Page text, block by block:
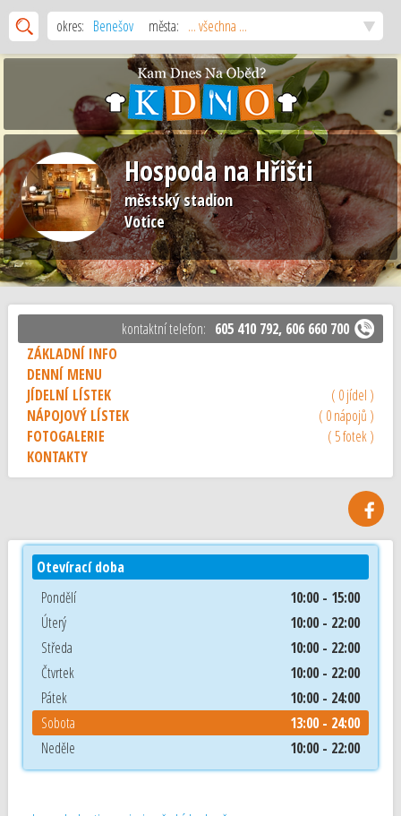
okres: Benešov města: ... všechna ...
Hospoda na Hřišti
městský stadion
Votice
kontaktní telefon: 605 410 792, 606 660 700
ZÁKLADNÍ INFO
DENNÍ MENU
JÍDELNÍ LÍSTEK
( 0 jídel )
NÁPOJOVÝ LÍSTEK
( 0 nápojů )
FOTOGALERIE
( 5 fotek )
KONTAKTY
Otevírací doba
Pondělí
10:00 - 15:00
Úterý
10:00 - 22:00
Středa
10:00 - 22:00
Čtvrtek
10:00 - 22:00
Pátek
10:00 - 24:00
Sobota
13:00 - 24:00
Neděle
10:00 - 22:00